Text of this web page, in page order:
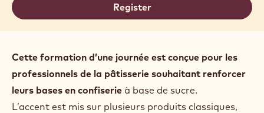
Register
Cette formation d’une journée est conçue pour les
professionnels de la pâtisserie souhaitant renforcer
leurs bases en confiserie à base de sucre.
L’accent est mis sur plusieurs produits classiques,